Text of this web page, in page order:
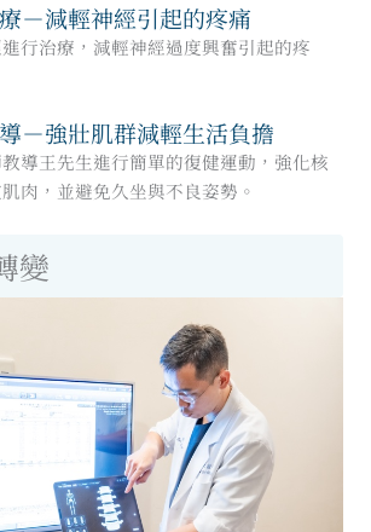
－減輕神經引起的疼痛
行治療，減輕神經過度興奮引起的疼
－強壯肌群減輕生活負擔
導王先生進行簡單的復健運動，強化核
肉，並避免久坐與不良姿勢。
變